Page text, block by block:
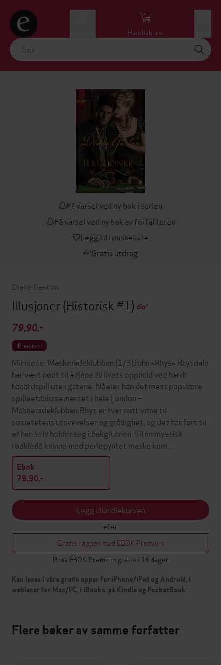
Handlekurv
Få varsel ved ny bok i serien
Få varsel ved ny bok av forfatteren
Legg til i ønskeliste
Gratis utdrag
Diane Gaston
Illusjoner(Historisk #1)
79,90,-
Premium
Miniserie: Maskeradeklubben (1/3)John «Rhys» Rhysdale
har vært nødt til å tjene til livets opphold ved hardt
hasardspill ute i gatene. Nå eier han det mest populære
spilleetablissementet i hele London –
Maskeradeklubben.Rhys er hver natt vitne til
sosietetens utsvevelser og grådighet, og det har ført til
at han selv holder seg i bakgrunnen. Til en mystisk
rødkledd kvinne med perlepyntet maske kom…
Ebok
79,90,-
Legg i handlekurven
eller
Gratis i appen med EBOK Premium
Prøv EBOK Premium gratis i 14 dager
Kan leses i våre gratis apper for iPhone/iPad og Android, i
webleser for Mac/PC, i iBooks, på Kindle og PocketBook
Flere bøker av samme forfatter